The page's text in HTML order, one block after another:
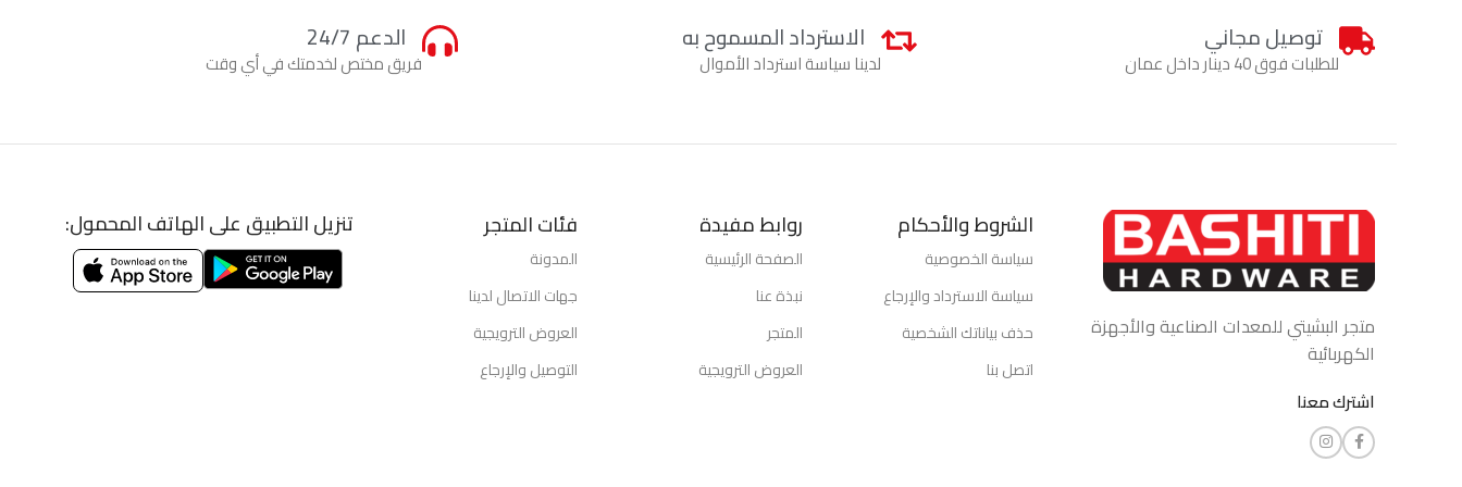
توصيل مجاني
للطلبات فوق 40 دينار داخل عمان
الاسترداد المسموح به
لدينا سياسة استرداد الأموال
الدعم 24/7
فريق مختص لخدمتك في أي وقت
متجر البشيتي للمعدات الصناعية والأجهزة
الكهربائية
اشترك معنا
الشروط والأحكام
سياسة الخصوصية
سياسة الاسترداد والإرجاع
حذف بياناتك الشخصية
اتصل بنا
روابط مفيدة
الصفحة الرئيسية
نبذة عنا
المتجر
العروض الترويجية
فئات المتجر
المدونة
جهات الاتصال لدينا
العروض الترويجية
التوصيل والإرجاع
تنزيل التطبيق على الهاتف المحمول: